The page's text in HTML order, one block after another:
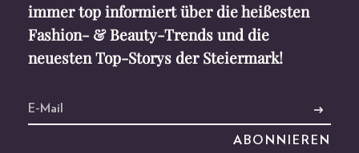
immer top informiert über die heißesten
Fashion- & Beauty-Trends und die
neuesten Top-Storys der Steiermark!